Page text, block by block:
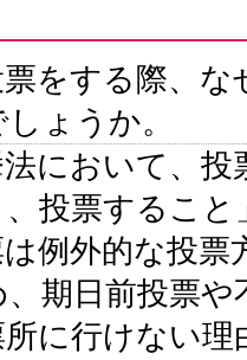
をする際、
ょうか。
において、投
投票するこ
例外的な投
期日前投票
所に行けない